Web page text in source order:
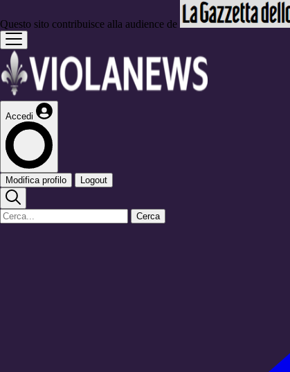
Questo sito contribuisce alla audience de
Accedi
Modifica profilo Logout
Cerca